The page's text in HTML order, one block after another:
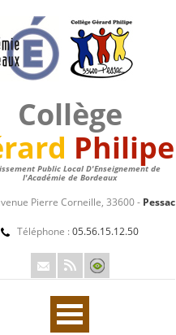
Collège
Philipe
Public Local D'Enseignement de
l'Académie de Bordeaux
Pierre Corneille, 33600 - Pessac
Téléphone : 05.56.15.12.50